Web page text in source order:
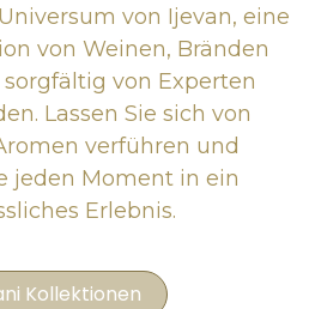
von Ijevan, eine
von Weinen, Bränden
von Experten
Lassen Sie sich von
verführen und
jeden Moment in ein
Erlebnis.
Kollektionen